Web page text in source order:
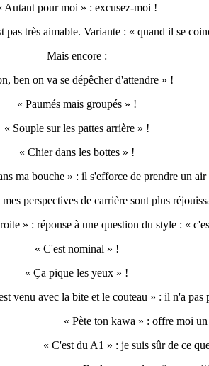
Autant pour moi » : excusez-moi !
très aimable. Variante : « quand il se
Mais encore :
ben on va se dépêcher d'attendre » !
« Paumés mais groupés » !
« Souple sur les pattes arrière » !
« Chier dans les bottes » !
ma bouche » : il s'efforce de prendre un air
perspectives de carrière sont plus
» : réponse à une question du style : «
« C'est nominal » !
« Ça pique les yeux » !
venu avec la bite et le couteau » : il n'a pas
« Pète ton kawa » : offre moi
« C'est du A1 » : je suis sûr de ce